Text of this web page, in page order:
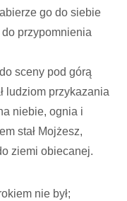
go do siebie
przypomnienia
sceny pod górą
ludziom przykazania
niebie, ognia i
stał Mojżesz,
ziemi obiecanej.
nie był;